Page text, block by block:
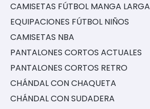
CAMISETAS FÚTBOL MANGA LARGA
EQUIPACIONES FÚTBOL NIÑOS
CAMISETAS NBA
PANTALONES CORTOS ACTUALES
PANTALONES CORTOS RETRO
CHÁNDAL CON CHAQUETA
CHÁNDAL CON SUDADERA